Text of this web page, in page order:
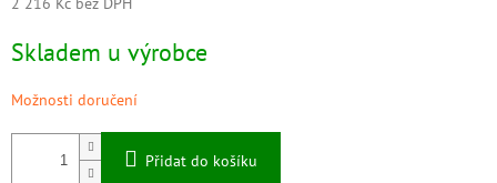
cena:
Skladem u výrobce
Možnosti doručení
Přidat do košíku